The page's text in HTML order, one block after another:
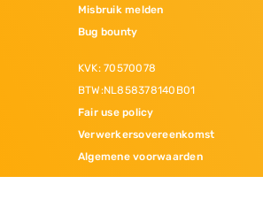
Misbruik melden
Bug bounty
KVK: 70570078
BTW:NL858378140B01
Fair use policy
Verwerkersovereenkomst
Algemene voorwaarden